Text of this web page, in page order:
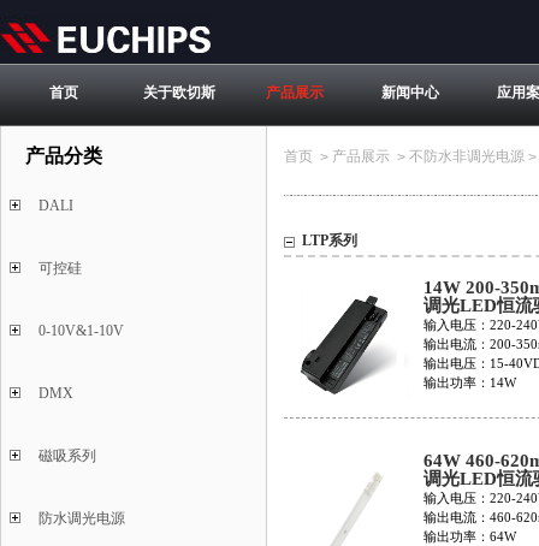
首页 关于欧切斯 产品展示 新闻中心 应用
产品分类
DALI
可控硅
0-10V&1-10V
DMX
磁吸系列
防水调光电源
首页 > 产品展示 > 不防水非调光电源 >
LTP系列
14W 200-
调光LED恒流
LTP14-
W G
输入电压：220-
输出电流：200-
输出电压：15-
输出功率：14W
64W 460-
调光LED恒流
LTS64-1HMC
输入电压：220-
输出电流：460-
输出功率：64W